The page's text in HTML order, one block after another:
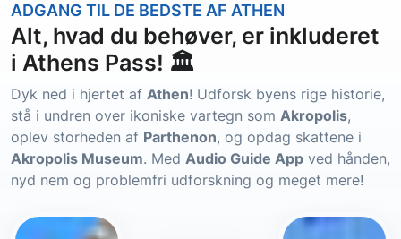
ADGANG TIL DE BEDSTE AF ATHEN
Alt, hvad du behøver, er inkluderet
i Athens Pass! 🏛️
Dyk ned i hjertet af Athen! Udforsk byens rige historie,
stå i undren over ikoniske vartegn som Akropolis,
oplev storheden af Parthenon, og opdag skattene i
Akropolis Museum. Med Audio Guide App ved hånden,
nyd nem og problemfri udforskning og meget mere!